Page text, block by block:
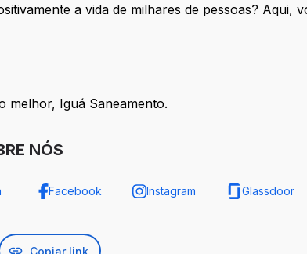
a vida de milhares de pessoas? Aqui,
melhor, Iguá Saneamento.
NÓS
Facebook Instagram Glassdoor
Copiar link